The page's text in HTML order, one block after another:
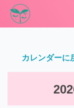
カレンダーに